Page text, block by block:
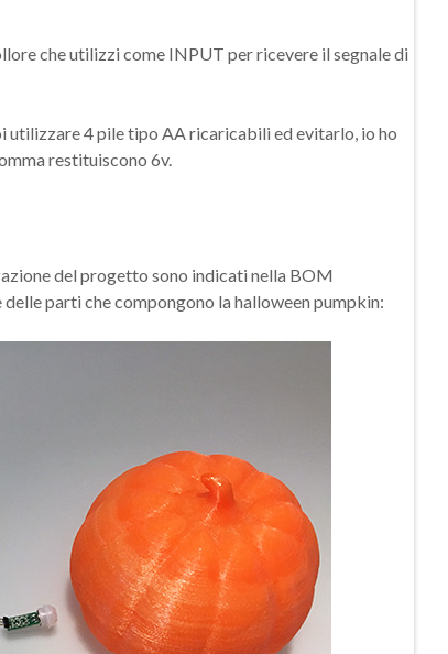
che utilizzi come INPUT per ricevere il segnale di
utilizzare 4 pile tipo AA ricaricabili ed evitarlo, io ho
restituiscono 6v.
del progetto sono indicati nella BOM
parti che compongono la halloween pumpkin: